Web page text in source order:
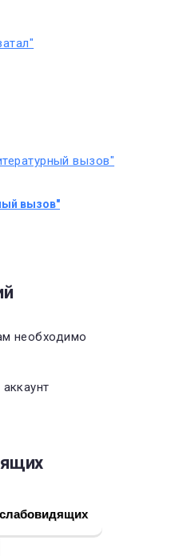
вызов"
необходимо